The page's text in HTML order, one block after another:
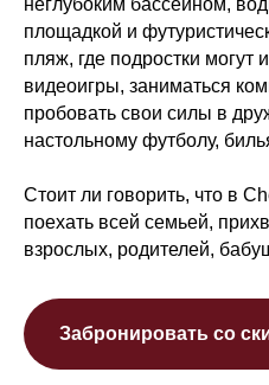
неглубоким бассейном,
площадкой и
пляж, где подростки могут
видеоигры, заниматься
пробовать свои силы в
настольному футболу,
Стоит ли говорить, что в
поехать всей семьей,
взрослых, родителей,
Забронировать со